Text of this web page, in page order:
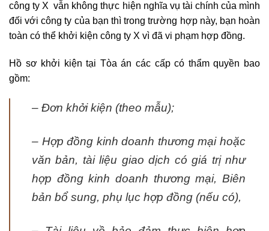
công ty X vẫn không thực hiện nghĩa vụ tài chính của mình
đối với công ty của bạn thì trong trường hợp này, bạn hoàn
toàn có thể khởi kiện công ty X vì đã vi phạm hợp đồng.
Hồ sơ khởi kiện tại Tòa án các cấp có thẩm quyền bao
gồm:
– Đơn khởi kiện (theo mẫu);
– Hợp đồng kinh doanh thương mại hoặc
văn bản, tài liệu giao dịch có giá trị như
hợp đồng kinh doanh thương mại, Biên
bản bổ sung, phụ lục hợp đồng (nếu có),